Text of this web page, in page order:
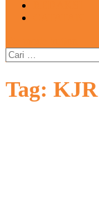
Cari
untuk:
Tag: KJR